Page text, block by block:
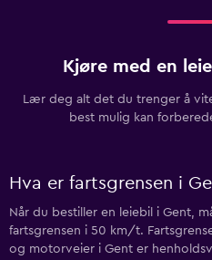
Kjøre med en
Lær deg alt det du trenger å
best mulig kan
Hva er fartsgrensen i
Når du bestiller en leiebil i Gent,
fartsgrensen i 50 km/t.
og motorveier i Gent er